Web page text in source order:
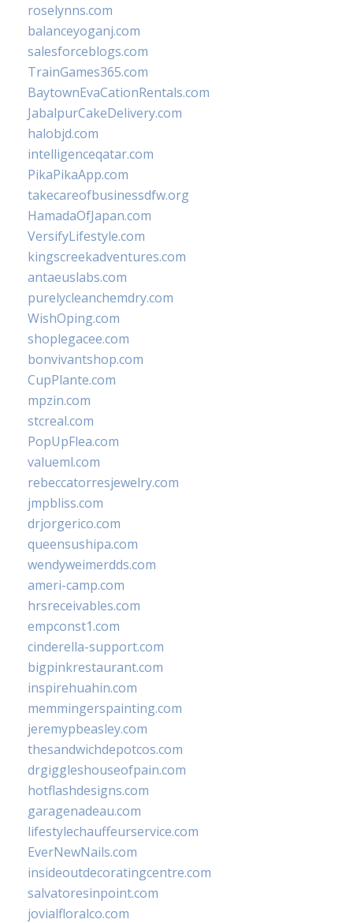
roselynns.com
balanceyoganj.com
salesforceblogs.com
TrainGames365.com
BaytownEvaCationRentals.com
JabalpurCakeDelivery.com
halobjd.com
intelligenceqatar.com
PikaPikaApp.com
takecareofbusinessdfw.org
HamadaOfJapan.com
VersifyLifestyle.com
kingscreekadventures.com
antaeuslabs.com
purelycleanchemdry.com
WishOping.com
shoplegacee.com
bonvivantshop.com
CupPlante.com
mpzin.com
stcreal.com
PopUpFlea.com
valueml.com
rebeccatorresjewelry.com
jmpbliss.com
drjorgerico.com
queensushipa.com
wendyweimerdds.com
ameri-camp.com
hrsreceivables.com
empconst1.com
cinderella-support.com
bigpinkrestaurant.com
inspirehuahin.com
memmingerspainting.com
jeremypbeasley.com
thesandwichdepotcos.com
drgiggleshouseofpain.com
hotflashdesigns.com
garagenadeau.com
lifestylechauffeurservice.com
EverNewNails.com
insideoutdecoratingcentre.com
salvatoresinpoint.com
jovialfloralco.com